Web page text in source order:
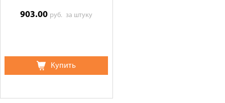
903.00 руб.за штуку
Купить